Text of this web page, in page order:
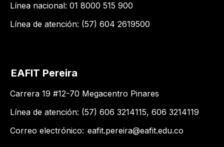
Línea nacional: 01 8000 515 900
Línea de atención: (57) 604 2619500
EAFIT Pereira
Carrera 19 #12-70 Megacentro Pinares
Línea de atención: (57) 606 3214115, 606 3214119
Correo electrónico: eafit.pereira@eafit.edu.co